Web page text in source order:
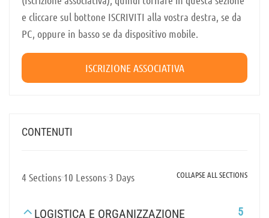
e cliccare sul bottone ISCRIVITI alla vostra destra, se da
PC, oppure in basso se da dispositivo mobile.
ISCRIZIONE ASSOCIATIVA
CONTENUTI
4 Sections 10 Lessons 3 Days COLLAPSE ALL SECTIONS
LOGISTICA E ORGANIZZAZIONE 5